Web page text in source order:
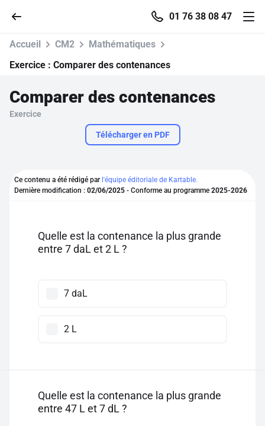
01 76 38 08 47
Accueil
Se connecter
S'inscrire gratuitement
Pour profiter de 10 contenus offerts.
Accueil CM2
Mathématiques
Exercice : Comparer des contenances
Comparer des contenances
Exercice
Télécharger en PDF
Ce contenu a été rédigé par l'équipe éditoriale de Kartable.
Dernière modification : 02/06/2025 - Conforme au programme 2025-2026
Quelle est la contenance la plus grande
entre 7 daL et 2 L ?
7 daL
2 L
Quelle est la contenance la plus grande
entre 47 L et 7 dL ?